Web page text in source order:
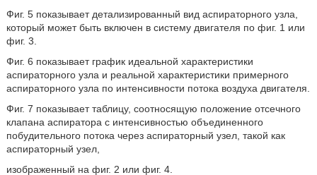
Фиг. 5 показывает детализированный вид аспираторного узла,
который может быть включен в систему двигателя по фиг. 1 или
фиг. 3.
Фиг. 6 показывает график идеальной характеристики
аспираторного узла и реальной характеристики примерного
аспираторного узла по интенсивности потока воздуха двигателя.
Фиг. 7 показывает таблицу, соотносящую положение отсечного
клапана аспиратора с интенсивностью объединенного
побудительного потока через аспираторный узел, такой как
аспираторный узел,
изображенный на фиг. 2 или фиг. 4.